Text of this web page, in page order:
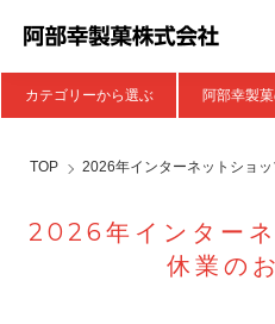
カテゴリーから選ぶ 阿部幸製
TOP 2026年インターネットショ
2026年インター
休業の